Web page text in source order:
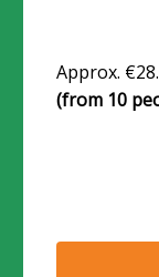
Approx.
(from 10